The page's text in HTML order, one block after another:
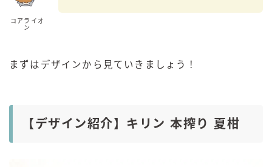
コアライオ
ン
まずはデザインから見ていきましょう！
【デザイン紹介】キリン 本搾り 夏柑